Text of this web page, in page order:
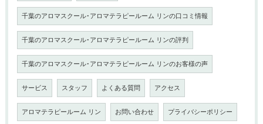
千葉のアロマスクール･アロマテラピールーム リンの口コミ情報
千葉のアロマスクール･アロマテラピールーム リンの評判
千葉のアロマスクール･アロマテラピールーム リンのお客様の声
サービス スタッフ よくある質問 アクセス
アロマテラピールーム リン お問い合わせ プライバシーポリシー